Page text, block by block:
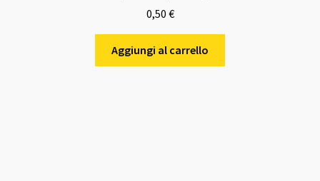
0,50 €
Aggiungi al carrello